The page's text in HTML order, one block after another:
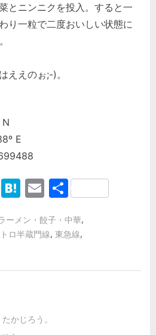
とニンニクを投入。すると一
り一粒で二度おいしい状態に
ええのぉ;-)。
E
MixiHatena
Email
共
ーメン・餃子・中華,
ロ半蔵門線, 東急線,
By
たかじろう。